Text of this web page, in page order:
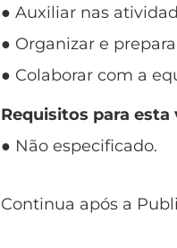
● Auxiliar nas
● Organizar e
● Colaborar com a
Requisitos para esta
● Não especificado.
Continua após a